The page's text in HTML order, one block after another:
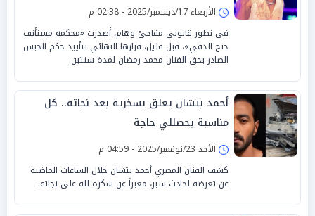
الأربعاء 17/ديسمبر/2025 - 02:38 م
في تطور قانوني مفاجئ وهام، أصدرت «محكمة مستأنف
جنح الدقي»، قبل قليل، قرارها النهائي بتأييد حكم الحبس
الصادر بحق الفنان محمد رمضان لمدة سنتين.
أحمد بتشان يعلق بسخرية بعد نجاته.. كل
مناسبة يحصللي حاجة
الأحد 23/نوفمبر/2025 - 04:59 م
كشف الفنان المصري أحمد بتشان خلال الساعات الماضية
عن تعرضه لحادث سير، معبراً عن شكره لله على نجاته.